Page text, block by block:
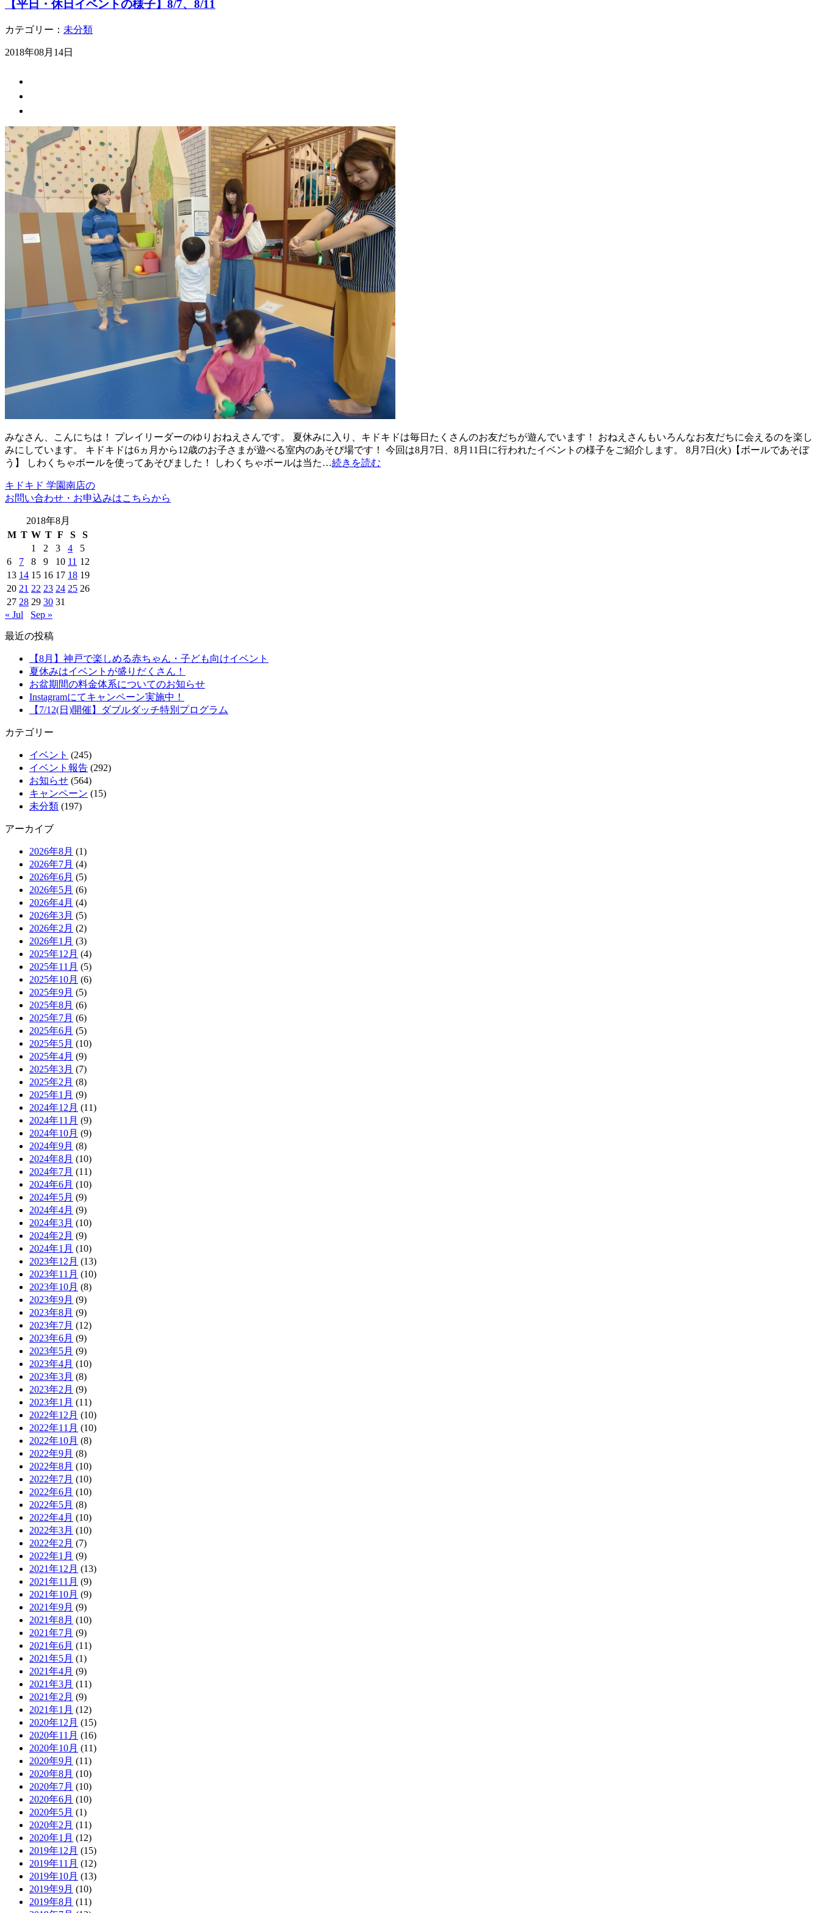
【平日・休日イベントの様子】8/7、8/11
カテゴリー： 未分類
2018年08月14日
みなさん、こんにちは！ プレイリーダーのゆりおねえさんです。 夏休みに入り、キドキドは毎日たくさんのお友だちが遊んでいます！ おねえさんもいろんなお友だちに会えるのを楽し
みにしています。 キドキドは6ヵ月から12歳のお子さまが遊べる室内のあそび場です！ 今回は8月7日、8月11日に行われたイベントの様子をご紹介します。 8月7日(火)【ボールであそぼ
う】 しわくちゃボールを使ってあそびました！ しわくちゃボールは当た…続きを読む
キドキド 学園南店の
お問い合わせ・お申込みはこちらから
2018年8月
M T W T F S
S
1
2 3 4
5
6
7 8 9 10 11 12
13 14 15 16 17 18 19
20 21 22 23 24 25 26
27 28 29 30 31
« Jul
Sep »
最近の投稿
【8月】神戸で楽しめる赤ちゃん・子ども向けイベント
夏休みはイベントが盛りだくさん！
お盆期間の料金体系についてのお知らせ
Instagramにてキャンペーン実施中！
【7/12(日)開催】ダブルダッチ特別プログラム
カテゴリー
イベント (245)
イベント報告 (292)
お知らせ (564)
キャンペーン (15)
未分類 (197)
アーカイブ
2026年8月 (1)
2026年7月 (4)
2026年6月 (5)
2026年5月 (6)
2026年4月 (4)
2026年3月 (5)
2026年2月 (2)
2026年1月 (3)
2025年12月 (4)
2025年11月 (5)
2025年10月 (6)
2025年9月 (5)
2025年8月 (6)
2025年7月 (6)
2025年6月 (5)
2025年5月 (10)
2025年4月 (9)
2025年3月 (7)
2025年2月 (8)
2025年1月 (9)
2024年12月 (11)
2024年11月 (9)
2024年10月 (9)
2024年9月 (8)
2024年8月 (10)
2024年7月 (11)
2024年6月 (10)
2024年5月 (9)
2024年4月 (9)
2024年3月 (10)
2024年2月 (9)
2024年1月 (10)
2023年12月 (13)
2023年11月 (10)
2023年10月 (8)
2023年9月 (9)
2023年8月 (9)
2023年7月 (12)
2023年6月 (9)
2023年5月 (9)
2023年4月 (10)
2023年3月 (8)
2023年2月 (9)
2023年1月 (11)
2022年12月 (10)
2022年11月 (10)
2022年10月 (8)
2022年9月 (8)
2022年8月 (10)
2022年7月 (10)
2022年6月 (10)
2022年5月 (8)
2022年4月 (10)
2022年3月 (10)
2022年2月 (7)
2022年1月 (9)
2021年12月 (13)
2021年11月 (9)
2021年10月 (9)
2021年9月 (9)
2021年8月 (10)
2021年7月 (9)
2021年6月 (11)
2021年5月 (1)
2021年4月 (9)
2021年3月 (11)
2021年2月 (9)
2021年1月 (12)
2020年12月 (15)
2020年11月 (16)
2020年10月 (11)
2020年9月 (11)
2020年8月 (10)
2020年7月 (10)
2020年6月 (10)
2020年5月 (1)
2020年2月 (11)
2020年1月 (12)
2019年12月 (15)
2019年11月 (12)
2019年10月 (13)
2019年9月 (10)
2019年8月 (11)